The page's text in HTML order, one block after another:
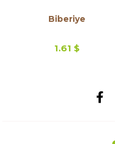
Biberiye
1.61 $